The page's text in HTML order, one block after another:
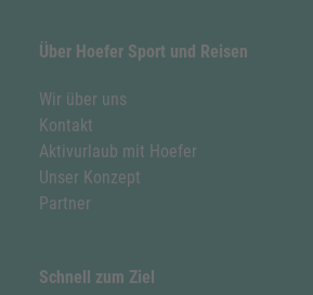
Über Hoefer Sport und Reisen
Wir über uns
Kontakt
Aktivurlaub mit Hoefer
Unser Konzept
Partner
Schnell zum Ziel